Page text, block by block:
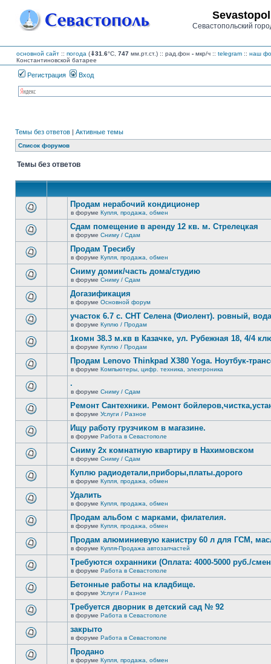
Севастопольский
основной сайт :: погода (⇓31.6°C, 747 мм.рт.ст.) :: рад.фон - мкр/ч :: telegram :: наш
Константиновской батарее
Регистрация Вход
Темы без ответов | Активные темы
Список форумов
Темы без ответов
новых
непрочитанных
сообщений.
Продам нерабочий кондиционер
в форуме Купля, продажа, обмен
новых
непрочитанных
сообщений.
Сдам помещение в аренду 12 кв. м. Стрелецкая
в форуме Сниму / Сдам
новых
непрочитанных
сообщений.
Продам Тресибу
в форуме Купля, продажа, обмен
новых
непрочитанных
сообщений.
Сниму домик/часть дома/студию
в форуме Сниму / Сдам
новых
непрочитанных
сообщений.
Догазификация
в форуме Основной форум
новых
непрочитанных
сообщений.
участок 6.7 с. СНТ Селена (Фиолент). ровный,
в форуме Куплю / Продам
новых
непрочитанных
сообщений.
1комн 38.3 м.кв в Казачке, ул. Рубежная 18, 4/4
в форуме Куплю / Продам
новых
непрочитанных
сообщений.
Продам Lenovo Thinkpad X380 Yoga. Ноутбук-
в форуме Компьютеры, цифр. техника, электроника
новых
непрочитанных
сообщений.
.
в форуме Сниму / Сдам
новых
непрочитанных
сообщений.
Ремонт Сантехники. Ремонт
в форуме Услуги / Разное
новых
непрочитанных
сообщений.
Ищу работу грузчиком в магазине.
в форуме Работа в Севастополе
новых
непрочитанных
сообщений.
Сниму 2х комнатную квартиру в Нахимовском
в форуме Сниму / Сдам
новых
непрочитанных
сообщений.
Куплю радиодетали,приборы,платы.дорого
в форуме Купля, продажа, обмен
новых
непрочитанных
сообщений.
Удалить
в форуме Купля, продажа, обмен
новых
непрочитанных
сообщений.
Продам альбом с марками, филателия.
в форуме Купля, продажа, обмен
новых
непрочитанных
сообщений.
Продам алюминиевую канистру 60 л для ГСМ,
в форуме Купля-Продажа автозапчастей
новых
непрочитанных
сообщений.
Требуются охранники (Оплата: 4000-5000 руб./
в форуме Работа в Севастополе
новых
непрочитанных
сообщений.
Бетонные работы на кладбище.
в форуме Услуги / Разное
новых
непрочитанных
сообщений.
Требуется дворник в детский сад № 92
в форуме Работа в Севастополе
закрыто
в форуме Работа в Севастополе
Продано
в форуме Купля, продажа, обмен